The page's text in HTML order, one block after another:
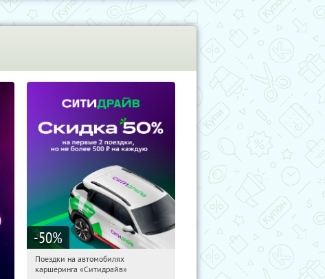
-50%
03:52:05
Получи первым!
Поездки на автомобилях
каршеринга «Ситидрайв»